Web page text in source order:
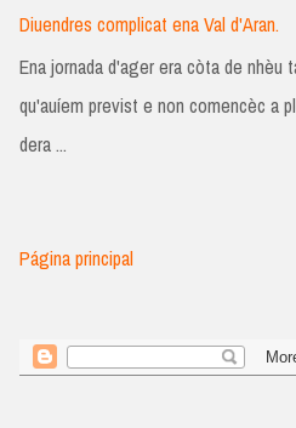
Diuendres complicat ena Val d'Aran.
Ena jornada d'ager era còta de nhèu
qu'auíem previst e non comencèc a
dera ...
Página principal